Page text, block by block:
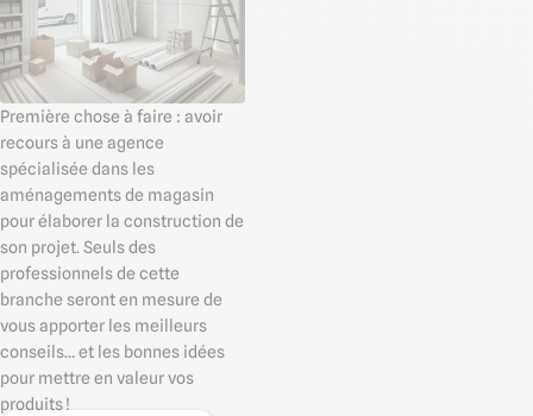
Première chose à faire : avoir
recours à une agence
spécialisée dans les
aménagements de magasin
pour élaborer la construction de
son projet. Seuls des
professionnels de cette
branche seront en mesure de
vous apporter les meilleurs
conseils… et les bonnes idées
pour mettre en valeur vos
produits !